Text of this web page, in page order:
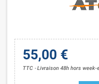
55,00 €
TTC Livraison 48h hors week-